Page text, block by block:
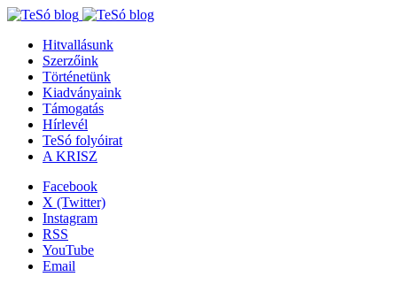
Hitvallásunk
Szerzőink
Történetünk
Kiadványaink
Támogatás
Hírlevél
TeSó folyóirat
A KRISZ
Facebook
X (Twitter)
Instagram
RSS
YouTube
Email